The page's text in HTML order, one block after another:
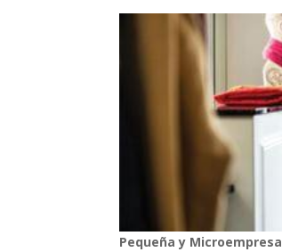
Pequeña y Microempresa